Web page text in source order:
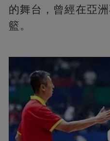
的舞台，曾經在亞
籃。